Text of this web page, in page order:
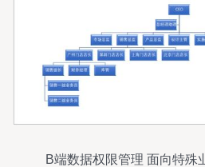
B端数据权限管理 面向特殊